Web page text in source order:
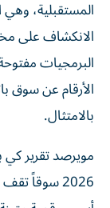
الانكشاف على
البرمجيات
الأرقام عن سوق
بالامتثال.
مويرصد تقرير كي
2026 سوقاً